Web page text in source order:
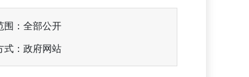
围：全部公开
式：政府网站